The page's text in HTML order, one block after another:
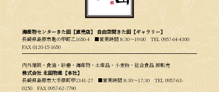
海産物センターきた田【直売店】 自由空間きた田【ギャラリー】
長崎県島原市亀の甲町乙1650-4 ■営業時間 8:30〜19:00 TEL 0957-64-4300
FAX 0120-15-1650
内外雑穀・食油・砂糖・海産物・土産品・小麦粉・総合食品 卸販売
株式会社 北田物産【本社】
長崎県島原市大手原町甲2141-27 ■営業時間 8:30〜17:30 TEL 0957-63-
0250FAX 0957-62-7790